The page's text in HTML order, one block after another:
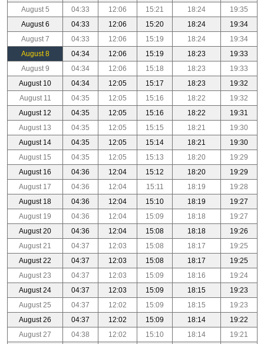
August 5
04:33 12:06 15:21 18:24
19:35
August 6
04:33 12:06 15:20 18:24
19:34
August 7
04:33 12:06 15:19 18:24
19:34
August 8
04:34 12:06 15:19 18:23
19:33
August 9
04:34 12:06 15:18 18:23
19:33
August 10
04:34 12:05 15:17 18:23
19:32
August 11
04:35 12:05 15:16 18:22
19:32
August 12
04:35 12:05 15:16 18:22
19:31
August 13
04:35 12:05 15:15 18:21
19:30
August 14
04:35 12:05 15:14 18:21
19:30
August 15
04:35 12:05 15:13 18:20
19:29
August 16
04:36 12:04 15:12 18:20
19:29
August 17
04:36 12:04 15:11 18:19
19:28
August 18
04:36 12:04 15:10 18:19
19:27
August 19
04:36 12:04 15:09 18:18
19:27
August 20
04:36 12:04 15:08 18:18
19:26
August 21
04:37 12:03 15:08 18:17
19:25
August 22
04:37 12:03 15:08 18:17
19:25
August 23
04:37 12:03 15:09 18:16
19:24
August 24
04:37 12:03 15:09 18:15
19:23
August 25
04:37 12:02 15:09 18:15
19:23
August 26
04:37 12:02 15:09 18:14
19:22
August 27
04:38 12:02 15:10 18:14
19:21